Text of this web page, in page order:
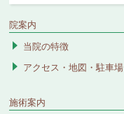
院案内
当院の特徴
アクセス・地図・駐車場
施術案内